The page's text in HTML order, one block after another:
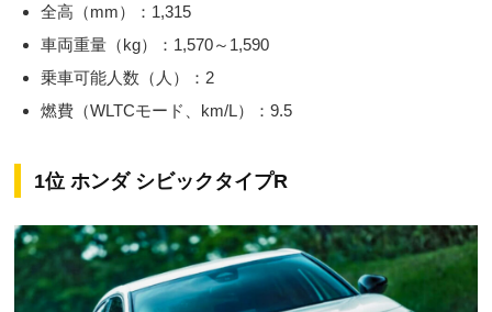
全高（mm）：1,315
車両重量（kg）：1,570～1,590
乗車可能人数（人）：2
燃費（WLTCモード、km/L）：9.5
1位 ホンダ シビックタイプR